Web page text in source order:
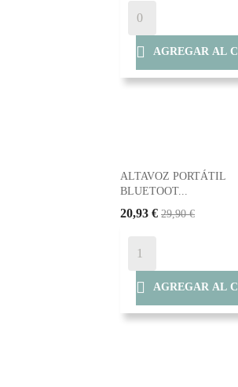
 AGREGAR AL
ALTAVOZ PORTÁTIL
BLUETOOT...
20,93 € 29,90 €
 AGREGAR AL